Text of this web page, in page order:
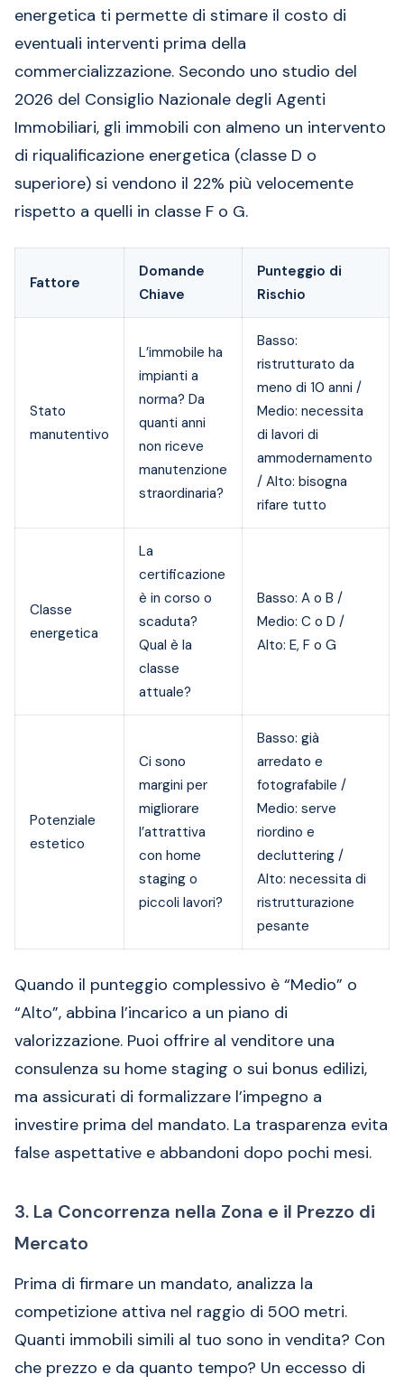
energetica ti permette di stimare il costo di
eventuali interventi prima della
commercializzazione. Secondo uno studio del
2026 del Consiglio Nazionale degli Agenti
Immobiliari, gli immobili con almeno un intervento
di riqualificazione energetica (classe D o
superiore) si vendono il 22% più velocemente
rispetto a quelli in classe F o G.
Fattore
Domande
Chiave
Punteggio di
Rischio
Stato
manutentivo
L’immobile ha
impianti a
norma? Da
quanti anni
non riceve
manutenzione
straordinaria?
Basso:
ristrutturato da
meno di 10 anni /
Medio: necessita
di lavori di
ammodernamento
/ Alto: bisogna
rifare tutto
Classe
energetica
La
certificazione
è in corso o
scaduta?
Qual è la
classe
attuale?
Basso: A o B /
Medio: C o D /
Alto: E, F o G
Potenziale
estetico
Ci sono
margini per
migliorare
l’attrattiva
con home
staging o
piccoli lavori?
Basso: già
arredato e
fotografabile /
Medio: serve
riordino e
decluttering /
Alto: necessita di
ristrutturazione
pesante
Quando il punteggio complessivo è “Medio” o
“Alto”, abbina l’incarico a un piano di
valorizzazione. Puoi offrire al venditore una
consulenza su home staging o sui bonus edilizi,
ma assicurati di formalizzare l’impegno a
investire prima del mandato. La trasparenza evita
false aspettative e abbandoni dopo pochi mesi.
3. La Concorrenza nella Zona e il Prezzo di
Mercato
Prima di firmare un mandato, analizza la
competizione attiva nel raggio di 500 metri.
Quanti immobili simili al tuo sono in vendita? Con
che prezzo e da quanto tempo? Un eccesso di